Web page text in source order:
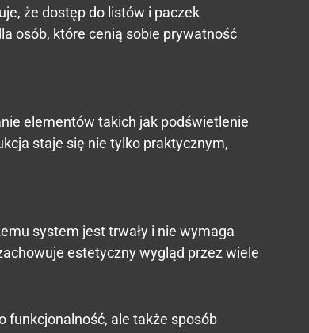
że dostęp do listów i paczek
osób, które cenią sobie prywatność
elementów takich jak podświetlenie
staje się nie tylko praktycznym,
system jest trwały i nie wymaga
estetyczny wygląd przez wiele
funkcjonalność, ale także sposób